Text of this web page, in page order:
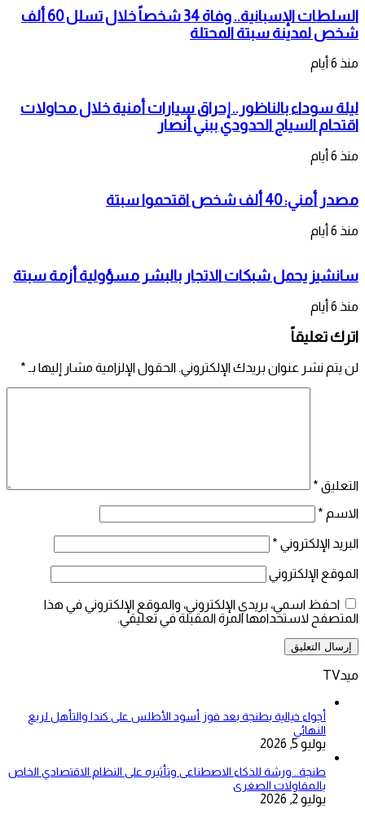
السلطات الإسبانية.. وفاة 34 شخصاً خلال تسلل 60 ألف
شخص لمدينة سبتة المحتلة
منذ 6 أيام
ليلة سوداء بالناظور.. إحراق سيارات أمنية خلال محاولات
اقتحام السياج الحدودي ببني أنصار
منذ 6 أيام
مصدر أمني: 40 ألف شخص اقتحموا سبتة
منذ 6 أيام
سانشيز يحمل شبكات الاتجار بالبشر مسؤولية أزمة سبتة
منذ 6 أيام
اترك تعليقاً
لن يتم نشر عنوان بريدك الإلكتروني. الحقول الإلزامية مشار إليها بـ *
التعليق *
الاسم *
البريد الإلكتروني *
الموقع الإلكتروني
احفظ اسمي، بريدي الإلكتروني، والموقع الإلكتروني في هذا
المتصفح لاستخدامها المرة المقبلة في تعليقي.
ميدTV
أجواء خيالية بطنجة بعد فوز أسود الأطلس على كندا والتأهل لربع
النهائي
يوليو 5, 2026
طنجة.. ورشة للذكاء الاصطناعى وتأثيره على النظام الاقتصادي الخاص
بالمقاولات الصغرى
يوليو 2, 2026